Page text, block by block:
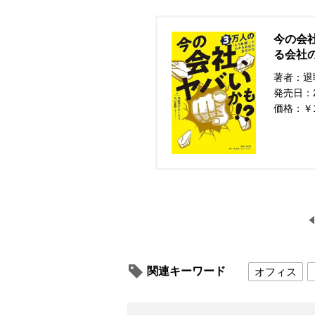
今の会
る会社
著者：
発売日
価格：
関連キーワード オフィス